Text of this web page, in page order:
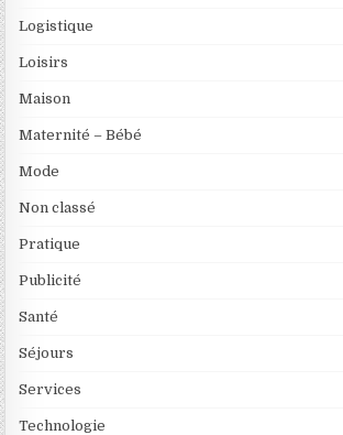
Logistique
Loisirs
Maison
Maternité – Bébé
Mode
Non classé
Pratique
Publicité
Santé
Séjours
Services
Technologie